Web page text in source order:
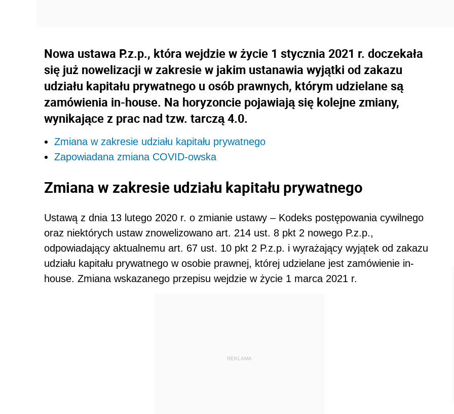
Nowa ustawa P.z.p., która wejdzie w życie 1 stycznia 2021 r. doczekała
się już nowelizacji w zakresie w jakim ustanawia wyjątki od zakazu
udziału kapitału prywatnego u osób prawnych, którym udzielane są
zamówienia in-house. Na horyzoncie pojawiają się kolejne zmiany,
wynikające z prac nad tzw. tarczą 4.0.
Zmiana w zakresie udziału kapitału prywatnego
Zapowiadana zmiana COVID-owska
Zmiana w zakresie udziału kapitału prywatnego
Ustawą z dnia 13 lutego 2020 r. o zmianie ustawy – Kodeks postępowania cywilnego
oraz niektórych ustaw znowelizowano art. 214 ust. 8 pkt 2 nowego P.z.p.,
odpowiadający aktualnemu art. 67 ust. 10 pkt 2 P.z.p. i wyrażający wyjątek od zakazu
udziału kapitału prywatnego w osobie prawnej, której udzielane jest zamówienie in-
house. Zmiana wskazanego przepisu wejdzie w życie 1 marca 2021 r.
REKLAMA